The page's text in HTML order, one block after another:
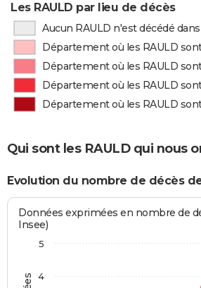
Les RAULD par lieu de décès
Aucun RAULD n'est décédé
Département où les RAULD
Département où les RAULD
Département où les RAULD
Département où les RAULD
Qui sont les RAULD qui nous
Evolution du nombre de décès de
Données exprimées en nombre de
Insee)
4
5